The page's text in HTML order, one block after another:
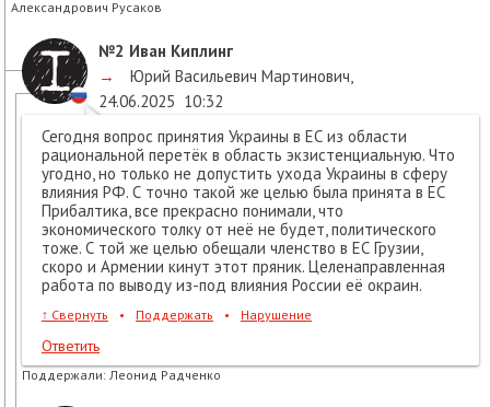
Александрович Русаков
№2 Иван Киплинг
→
Юрий Васильевич Мартинович,
24.06.2025 10:32
Сегодня вопрос принятия Украины в ЕС из области
рациональной перетёк в область экзистенциальную. Что
угодно, но только не допустить ухода Украины в сферу
влияния РФ. С точно такой же целью была принята в ЕС
Прибалтика, все прекрасно понимали, что
экономического толку от неё не будет, политического
тоже. С той же целью обещали членство в ЕС Грузии,
скоро и Армении кинут этот пряник. Целенаправленная
работа по выводу из-под влияния России её окраин.
↑ Свернуть • Поддержать • Нарушение
Ответить
Поддержали: Леонид Радченко